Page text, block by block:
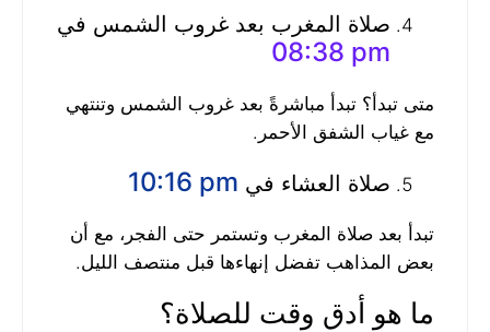
صلاة المغرب بعد غروب الشمس في
08:38 pm
متى تبدأ؟ تبدأ مباشرةً بعد غروب الشمس وتنتهي
مع غياب الشفق الأحمر.
صلاة العشاء في 10:16 pm
تبدأ بعد صلاة المغرب وتستمر حتى الفجر، مع أن
بعض المذاهب تفضل إنهاءها قبل منتصف الليل.
ما هو أدق وقت للصلاة؟